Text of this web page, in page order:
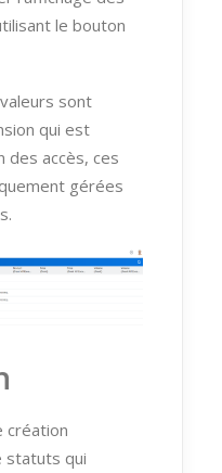
le bouton
sont
qui est
des accès, ces
gérées
création
statuts qui